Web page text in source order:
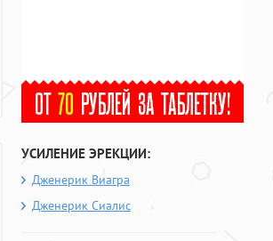
УСИЛЕНИЕ ЭРЕКЦИИ:
Дженерик Виагра
Дженерик Сиалис